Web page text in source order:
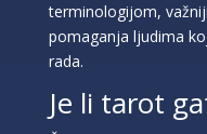
terminologijom,
pomaganja ljudima
rada.
Je li tarot